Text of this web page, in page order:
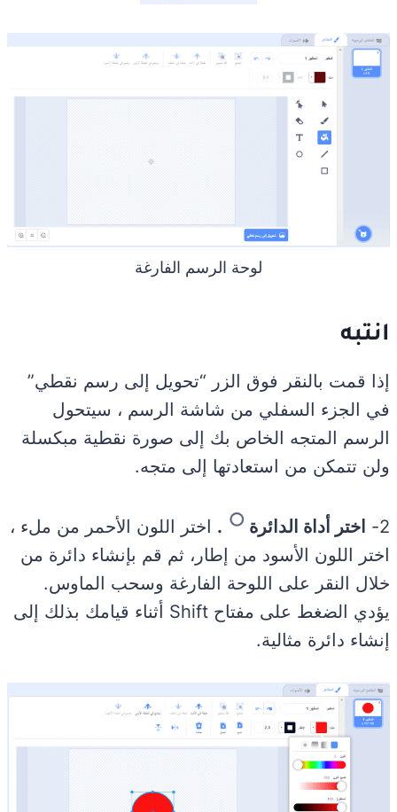
لوحة الرسم الفارغة
انتبه
إذا قمت بالنقر فوق الزر “تحويل إلى رسم نقطي”
في الجزء السفلي من شاشة الرسم ، سيتحول
الرسم المتجه الخاص بك إلى صورة نقطية مبكسلة
ولن تتمكن من استعادتها إلى متجه.
2- اختر أداة الدائرة . اختر اللون الأحمر من ملء ،
اختر اللون الأسود من إطار، ثم قم بإنشاء دائرة من
خلال النقر على اللوحة الفارغة وسحب الماوس.
يؤدي الضغط على مفتاح Shift أثناء قيامك بذلك إلى
إنشاء دائرة مثالية.